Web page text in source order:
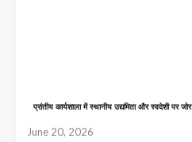
प्रांतीय कार्यशाला में स्थानीय उद्यमिता और स्वदेशी पर जोर
June 20, 2026